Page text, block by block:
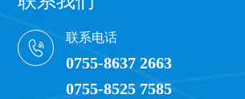
联系电话
0755-8637 2663
0755-8525 7585